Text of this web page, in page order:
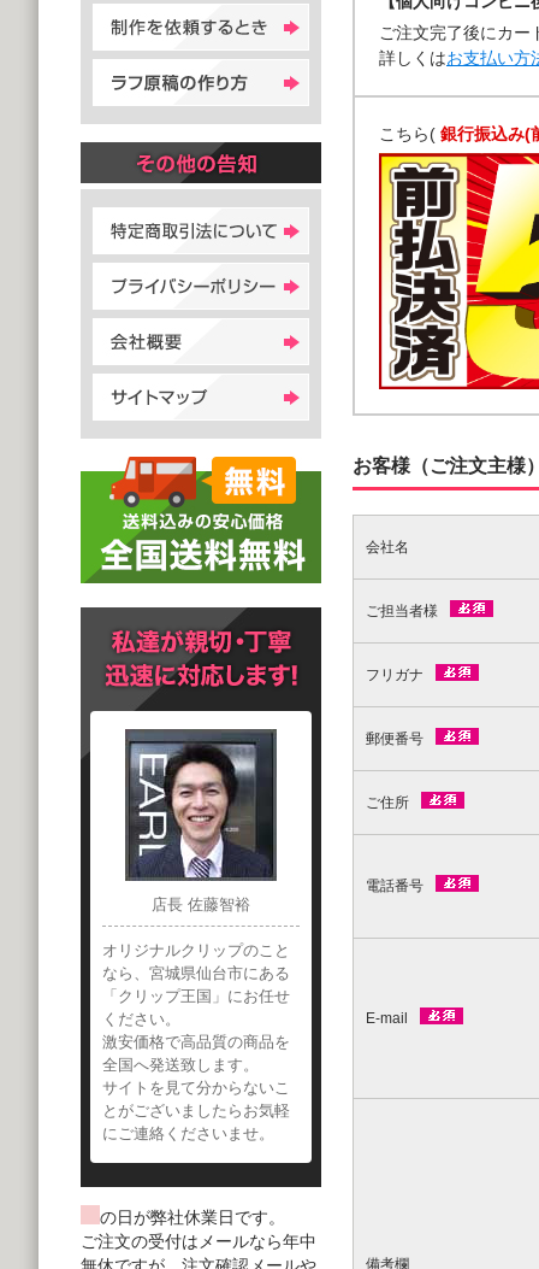
ご注文完了後にカー
詳しくはお支払い方
こちら( 銀行振込み(
お客様（ご注文主様
会社名
ご担当者様
フリガナ
郵便番号
ご住所
電話番号
E-mail
備考欄
店長 佐藤智裕
オリジナルクリップのこと
なら、宮城県仙台市にある
「クリップ王国」にお任せ
ください。
激安価格で高品質の商品を
全国へ発送致します。
サイトを見て分からないこ
とがございましたらお気軽
にご連絡くださいませ。
の日が弊社休業日です。
ご注文の受付はメールなら年中